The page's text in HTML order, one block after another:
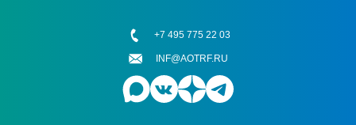
+7 495 775 22 03
INF@AOTRF.RU